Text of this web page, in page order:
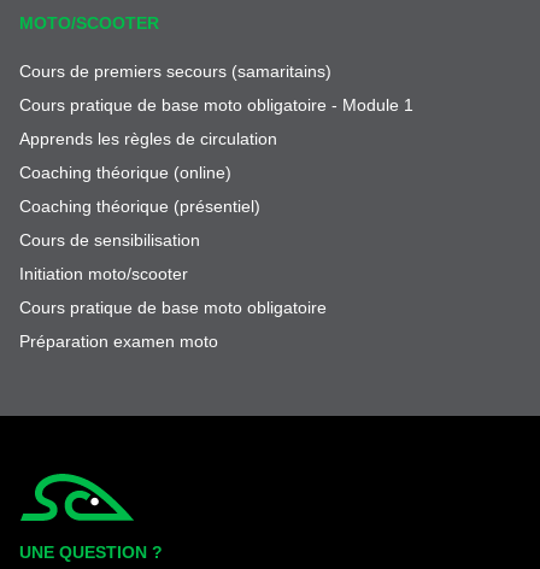
MOTO/SCOOTER
Cours de premiers secours (samaritains)
Cours pratique de base moto obligatoire - Module 1
Apprends les règles de circulation
Coaching théorique (online)
Coaching théorique (présentiel)
Cours de sensibilisation
Initiation moto/scooter
Cours pratique de base moto obligatoire
Préparation examen moto
UNE QUESTION ?